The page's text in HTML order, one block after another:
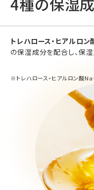
トレハロース・ヒアルロン
の保湿成分を配合し、保
※トレハロース・ヒアルロン酸